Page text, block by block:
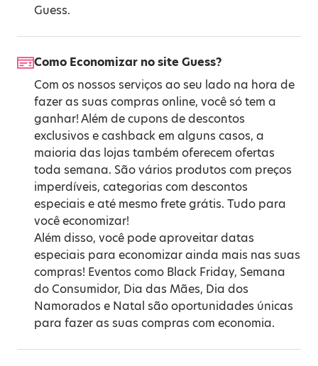
Guess.
Como Economizar no site Guess?
Com os nossos serviços ao seu lado na hora de
fazer as suas compras online, você só tem a
ganhar! Além de cupons de descontos
exclusivos e cashback em alguns casos, a
maioria das lojas também oferecem ofertas
toda semana. São vários produtos com preços
imperdíveis, categorias com descontos
especiais e até mesmo frete grátis. Tudo para
você economizar!
Além disso, você pode aproveitar datas
especiais para economizar ainda mais nas suas
compras! Eventos como Black Friday, Semana
do Consumidor, Dia das Mães, Dia dos
Namorados e Natal são oportunidades únicas
para fazer as suas compras com economia.